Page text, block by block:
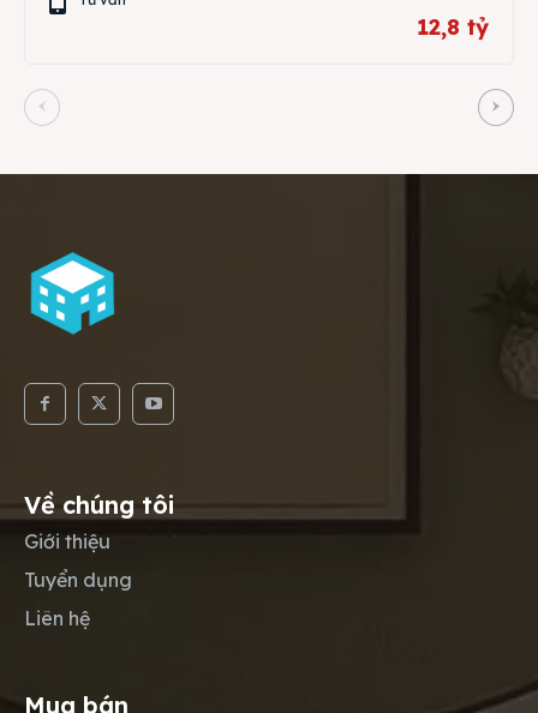
12,8 tỷ
Về chúng tôi
Giới thiệu
Tuyển dụng
Liên hệ
Mua bán